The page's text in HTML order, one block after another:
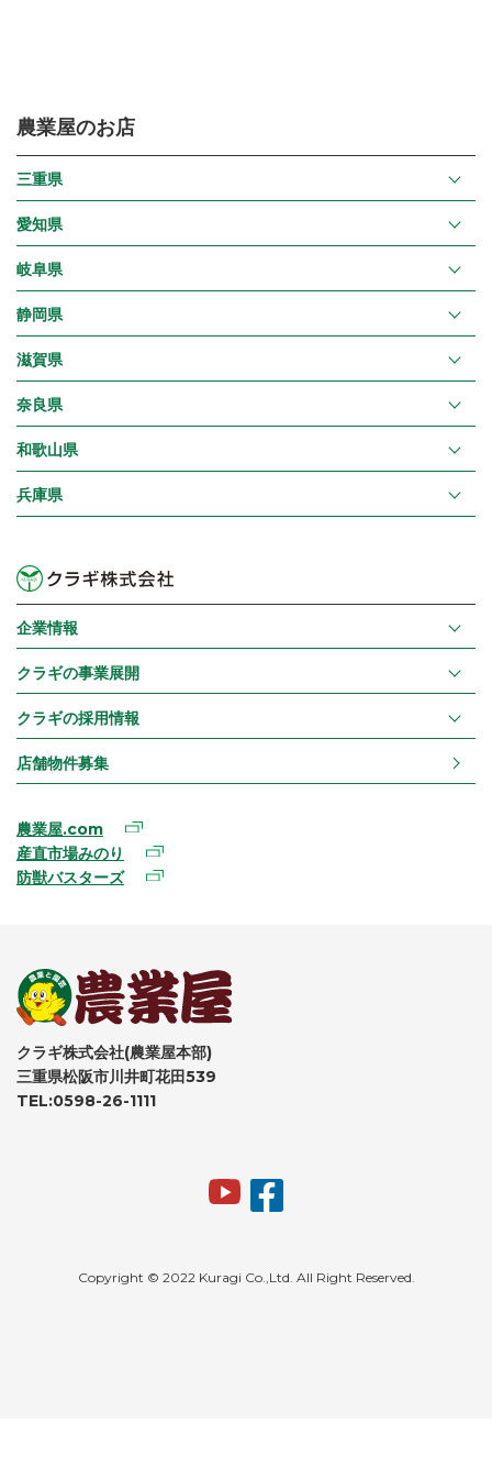
農業屋のお店
三重県
愛知県
岐阜県
静岡県
滋賀県
奈良県
和歌山県
兵庫県
企業情報
クラギの事業展開
クラギの採用情報
店舗物件募集
農業屋.com
産直市場みのり
防獣バスターズ
クラギ株式会社(農業屋本部)
三重県松阪市川井町花田539
TEL:0598-26-1111
Copyright © 2022 Kuragi Co.,Ltd. All Right Reserved.